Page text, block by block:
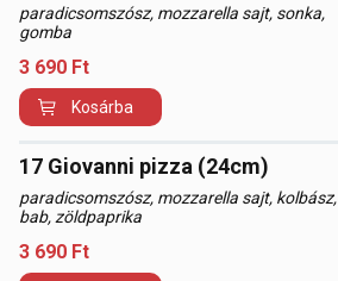
paradicsomszósz, mozzarella sajt, sonka,
gomba
3 690 Ft
Kosárba
17 Giovanni pizza (24cm)
paradicsomszósz, mozzarella sajt, kolbász,
bab, zöldpaprika
3 690 Ft